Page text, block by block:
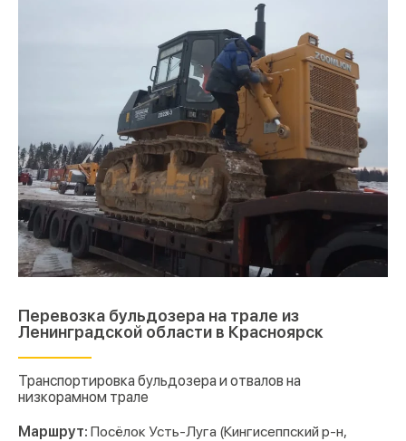
Перевозка бульдозера на трале из
Ленинградской области в Красноярск
Транспортировка бульдозера и отвалов на
низкорамном трале
Маршрут: Посёлок Усть-Луга (Кингисеппский р-н,